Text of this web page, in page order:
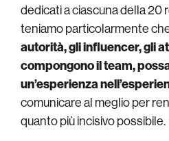
dedicati a ciascuna della 20
teniamo particolarmente
autorità, gli influencer, gli
compongono il team,
un’esperienza
comunicare al meglio per
quanto più incisivo possibile.